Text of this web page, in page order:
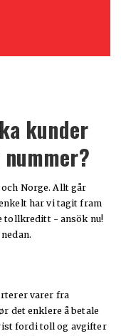
kunder
Norge. Allt går
har vi tagit fram
tollkreditt - ansök nu!
varer fra
det enklere å betale
fordi toll og avgifter